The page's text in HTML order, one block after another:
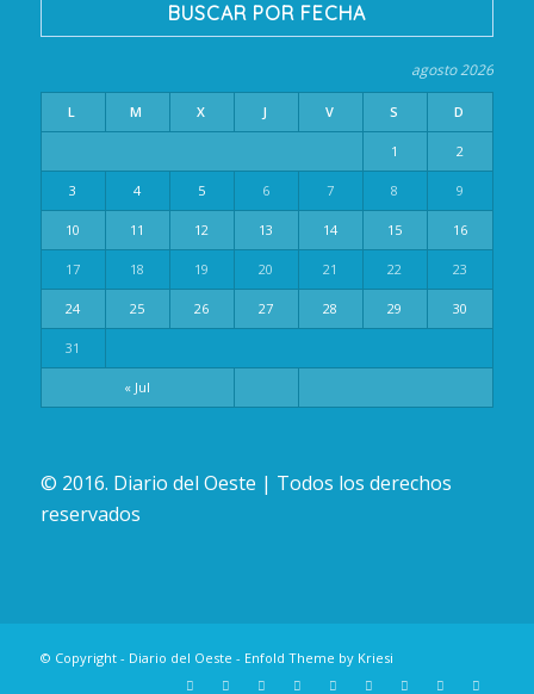
BUSCAR POR FECHA
agosto 2026
L M X J V S D
« Jul
1 2
3 4 5 6 7 8 9
10 11 12 13 14 15 16
17 18 19 20 21 22 23
24 25 26 27 28 29 30
31
© 2016. Diario del Oeste | Todos los derechos
reservados
© Copyright - Diario del Oeste - Enfold Theme by Kriesi